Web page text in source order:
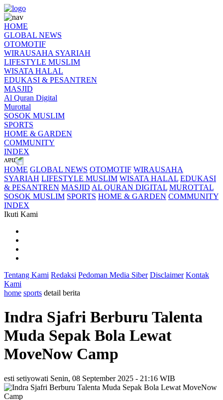
HOME
GLOBAL NEWS
OTOMOTIF
WIRAUSAHA SYARIAH
LIFESTYLE MUSLIM
WISATA HALAL
EDUKASI & PESANTREN
MASJID
Al Quran Digital
Murottal
SOSOK MUSLIM
SPORTS
HOME & GARDEN
COMMUNITY
INDEX
HOME GLOBAL NEWS OTOMOTIF WIRAUSAHA
SYARIAH LIFESTYLE MUSLIM WISATA HALAL EDUKASI
& PESANTREN MASJID AL QURAN DIGITAL MUROTTAL
SOSOK MUSLIM SPORTS HOME & GARDEN COMMUNITY
INDEX
Ikuti Kami
Tentang Kami Redaksi Pedoman Media Siber Disclaimer Kontak
Kami
home sports detail berita
Indra Sjafri Berburu Talenta
Muda Sepak Bola Lewat
MoveNow Camp
esti setiyowati Senin, 08 September 2025 - 21:16 WIB